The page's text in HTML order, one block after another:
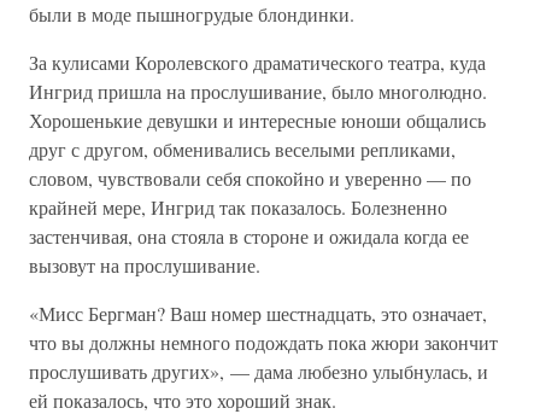
были в моде пышногрудые блондинки.
За кулисами Королевского драматического театра, куда
Ингрид пришла на прослушивание, было многолюдно.
Хорошенькие девушки и интересные юноши общались
друг с другом, обменивались веселыми репликами,
словом, чувствовали себя спокойно и уверенно — по
крайней мере, Ингрид так показалось. Болезненно
застенчивая, она стояла в стороне и ожидала когда ее
вызовут на прослушивание.
«Мисс Бергман? Ваш номер шестнадцать, это означает,
что вы должны немного подождать пока жюри закончит
прослушивать других», — дама любезно улыбнулась, и
ей показалось, что это хороший знак.